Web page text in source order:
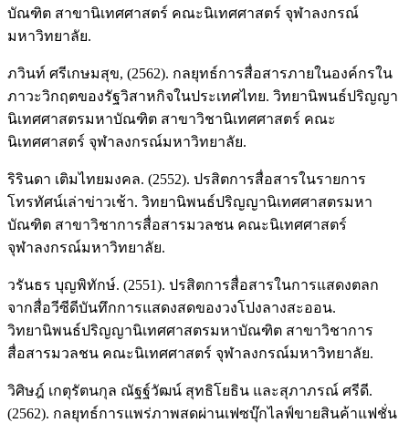
บัณฑิต สาขานิเทศศาสตร์ คณะนิเทศศาสตร์ จุฬาลงกรณ์
มหาวิทยาลัย.
ภวินท์ ศรีเกษมสุข, (2562). กลยุทธ์การสื่อสารภายในองค์กรใน
ภาวะวิกฤตของรัฐวิสาหกิจในประเทศไทย. วิทยานิพนธ์ปริญญา
นิเทศศาสตรมหาบัณฑิต สาขาวิชานิเทศศาสตร์ คณะ
นิเทศศาสตร์ จุฬาลงกรณ์มหาวิทยาลัย.
ริรินดา เติมไทยมงคล. (2552). ปรสิตการสื่อสารในรายการ
โทรทัศน์เล่าข่าวเช้า. วิทยานิพนธ์ปริญญานิเทศศาสตรมหา
บัณฑิต สาขาวิชาการสื่อสารมวลชน คณะนิเทศศาสตร์
จุฬาลงกรณ์มหาวิทยาลัย.
วรันธร บุญพิทักษ์. (2551). ปรสิตการสื่อสารในการแสดงตลก
จากสื่อวีซีดีบันทึกการแสดงสดของวงโปงลางสะออน.
วิทยานิพนธ์ปริญญานิเทศศาสตรมหาบัณฑิต สาขาวิชาการ
สื่อสารมวลชน คณะนิเทศศาสตร์ จุฬาลงกรณ์มหาวิทยาลัย.
วิศิษฎ์ เกตุรัตนกุล ณัฐฐ์วัฒน์ สุทธิโยธิน และสุภาภรณ์ ศรีดี.
(2562). กลยุทธ์การแพร่ภาพสดผ่านเฟซบุ๊กไลฟ์ขายสินค้าแฟชั่น